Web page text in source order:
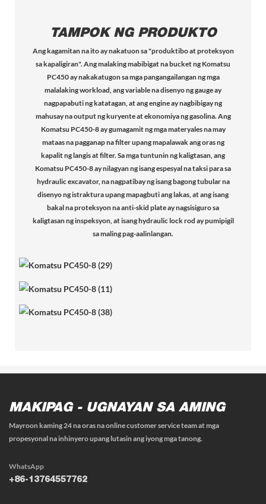
TAMPOK NG PRODUKTO
Ang kagamitan na ito ay nakatuon sa "produktibo at proteksyon
sa kapaligiran". Ang malaking mabibigat na bucket ng Komatsu
PC450 ay nakakatugon sa mga pangangailangan ng mga
malalaking workload, ang variable na disenyo ng gauge ay
nagpapabuti ng katatagan, at ang engine ay nagbibigay ng
mahusay na output ng kuryente at ekonomiya ng gasolina. Ang
Komatsu PC450-8 ay gumagamit ng mga materyales na may
mataas na pagganap na filter upang mapalawak ang oras ng
kapalit ng langis at filter. Sa mga tuntunin ng kaligtasan, ang
Komatsu PC450-8 ay nilagyan ng isang espesyal na taksi para sa
hydraulic excavator, na nagpatibay ng isang bagong tubular na
disenyo ng istraktura upang mapagbuti ang lakas, at ang isang
bakal na proteksyon na anti-skid plate ay nagsisiguro sa
kaligtasan ng inspeksyon, at isang hydraulic lock rod ay pumipigil
sa maling pag-aalinlangan.
MAKIPAG - UGNAYAN SA AMING
Mayroon kaming 24 na oras na online customer service team at mga
propesyonal na inhinyero upang lutasin ang iyong mga tanong.
WhatsApp
+86-13764557762